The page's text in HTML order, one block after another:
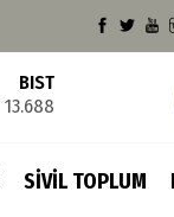
BIST
13.688
SİVİL TOPLUM